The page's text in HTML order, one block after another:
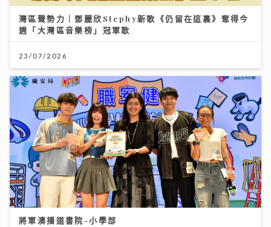
灣區聲勢力｜鄧麗欣Stephy新歌《仍留在這裏》奪得今
週「大灣區音樂榜」冠軍歌
23/07/2026
將軍澳播道書院-小學部